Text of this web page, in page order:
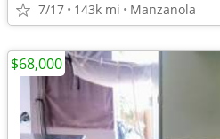
7/17 143k mi Manzanola
$68,000